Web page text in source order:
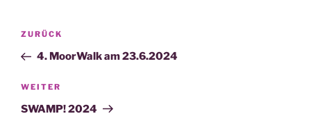
Beitragsnavigation
Vorheriger
Beitrag
ZURÜCK
4. MoorWalk am 23.6.2024
Nächster
Beitrag
WEITER
SWAMP! 2024